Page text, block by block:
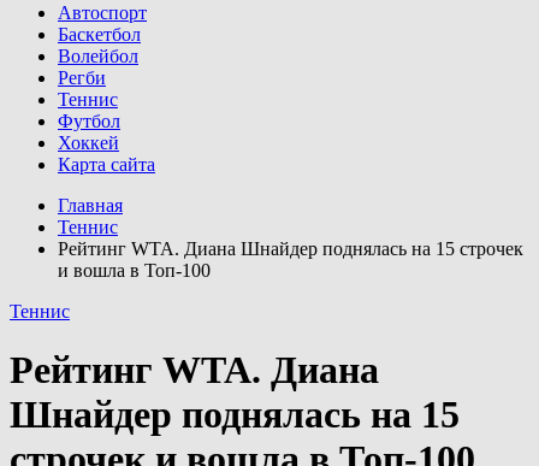
Автоспорт
Баскетбол
Волейбол
Регби
Теннис
Футбол
Хоккей
Карта сайта
Главная
Теннис
Рейтинг WTA. Диана Шнайдер поднялась на 15 строчек
и вошла в Топ-100
Теннис
Рейтинг WTA. Диана
Шнайдер поднялась на 15